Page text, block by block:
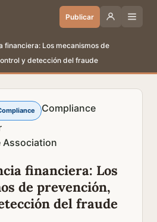
Publicar
financiera: Los mecanismos de
y detección del fraude
Compliance
Association
financiera: Los
de prevención,
del fraude